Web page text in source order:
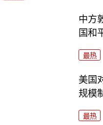
中方
国和
最热
美国
规模
最热